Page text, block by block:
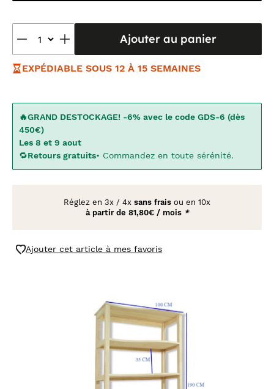
Ajouter au panier
EXPÉDIABLE SOUS 12 À 15 SEMAINES
🔥GRAND DESTOCKAGE! -6% avec le code GDS-6 (dès
450€)
Les 8 et 9 aout
🔁Retours gratuits• Commandez en toute sérénité.
Réglez en 3x / 4x sans frais ou en 10x
à partir de 81,80€ / mois *
Ajouter cet article à mes favoris